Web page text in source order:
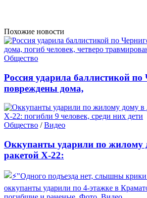
Похожие новости
Общество
Россия ударила баллистикой по
повреждены дома,
Общество /Видео
Оккупанты ударили по жилому
ракетой Х-22: